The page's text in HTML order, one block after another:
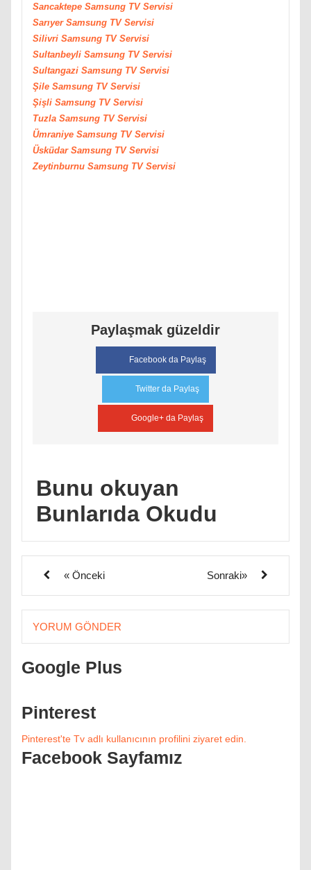
Sancaktepe Samsung TV Servisi
Sarıyer Samsung TV Servisi
Silivri Samsung TV Servisi
Sultanbeyli Samsung TV Servisi
Sultangazi Samsung TV Servisi
Şile Samsung TV Servisi
Şişli Samsung TV Servisi
Tuzla Samsung TV Servisi
Ümraniye Samsung TV Servisi
Üsküdar Samsung TV Servisi
Zeytinburnu Samsung TV Servisi
Paylaşmak güzeldir
Facebook da Paylaş
Twitter da Paylaş
Google+ da Paylaş
Bunu okuyan
Bunlarıda Okudu
« Önceki Sonraki»
YORUM GÖNDER
Google Plus
Pinterest
Pinterest'te Tv adlı kullanıcının profilini ziyaret edin.
Facebook Sayfamız